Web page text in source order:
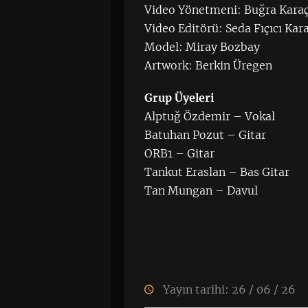
Video Yönetmeni: Buğra
Video Editörü: Seda Fıçıcı
Model: Miray Bozbay
Artwork: Berkin Üregen
Grup Üyeleri
Alptuğ Özdemir – Vokal
Batuhan Pozut – Gitar
ORB1 – Gitar
Tankut Eraslan – Bas Gitar
Tan Mungan – Davul
Yayın tarihi: 26 / 06 / 26